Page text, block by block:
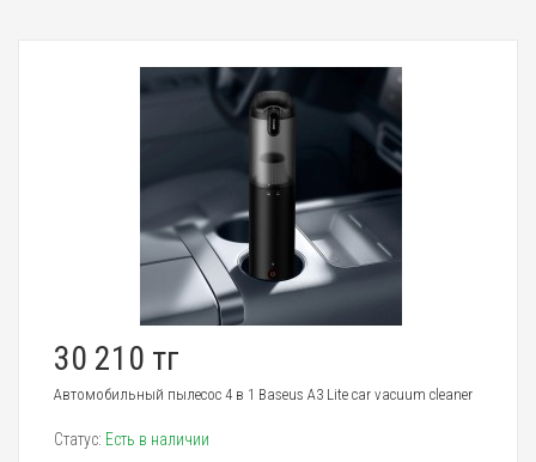
30 210 тг
Автомобильный пылесос 4 в 1 Baseus A3 Lite car vacuum cleaner
Статус: Есть в наличии